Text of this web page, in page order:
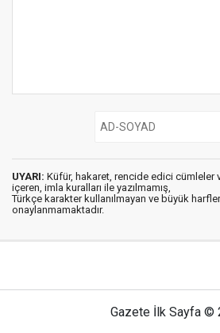
UYARI: Küfür, hakaret, rencide edici cümleler
içeren, imla kuralları ile yazılmamış,
Türkçe karakter kullanılmayan ve büyük
onaylanmamaktadır.
Gazete İlk Sayfa ©